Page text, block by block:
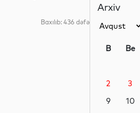
Baxılıb: 436 dəfə
Dünya
Arxiv
B Be
2
3
9
10